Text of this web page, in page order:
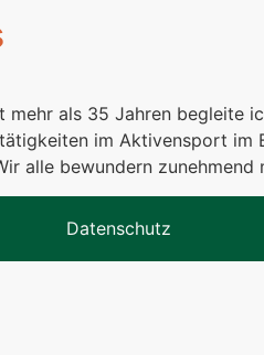
als 35 Jahren begleite
im Aktivensport im
alle bewundern
Datenschutz